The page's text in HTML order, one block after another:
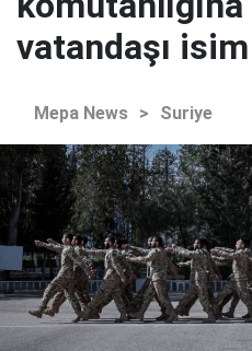
vatandaşı
Mepa News > Suriye